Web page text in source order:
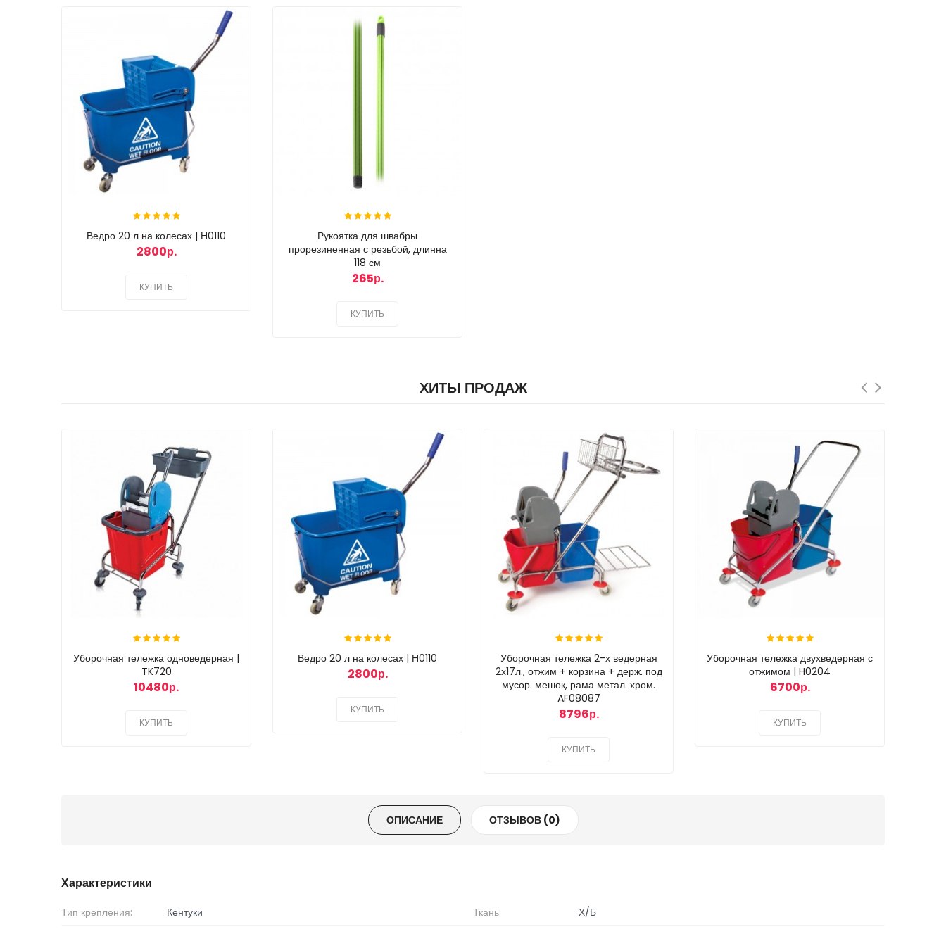
Ведро 20 л на колесах | Н0110
2800р.
КУПИТЬ
Рукоятка для швабры
прорезиненная с резьбой, длинна
118 см
265р.
КУПИТЬ
ХИТЫ ПРОДАЖ
Уборочная тележка одноведерная |
TK720
10480р.
КУПИТЬ
Ведро 20 л на колесах | Н0110
2800р.
КУПИТЬ
Уборочная тележка 2-х ведерная
2х17л., отжим + корзина + держ. под
мусор. мешок, рама метал. хром.
AF08087
8796р.
КУПИТЬ
Уборочная тележка двухведерная с
отжимом | H0204
6700р.
КУПИТЬ
ОПИСАНИЕ ОТЗЫВОВ (0)
Характеристики
Тип крепления: Кентуки Ткань: Х/Б